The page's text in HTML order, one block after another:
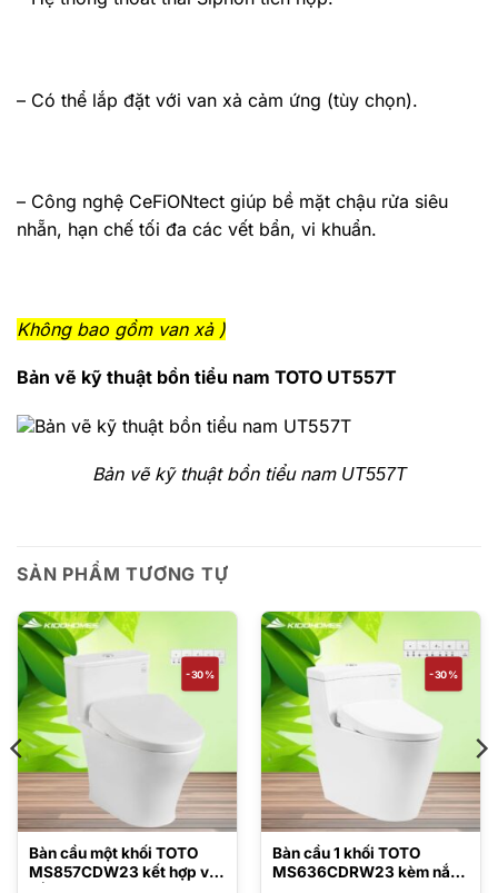
– Có thể lắp đặt với van xả cảm ứng (tùy chọn).
– Công nghệ CeFiONtect giúp bề mặt chậu rửa siêu
nhẵn, hạn chế tối đa các vết bẩn, vi khuẩn.
Không bao gồm van xả )
Bản vẽ kỹ thuật bồn tiểu nam TOTO UT557T
Bản vẽ kỹ thuật bồn tiểu nam UT557T
SẢN PHẨM TƯƠNG TỰ
-30%
Bàn cầu một khối TOTO
MS857CDW23 kết hợp với
-30%
Bàn cầu 1 khối TOTO
MS636CDRW23 kèm nắp